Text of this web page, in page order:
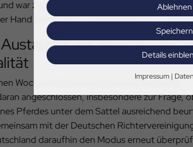
Ablehnen
Speichern
Details
Impressum |
war zunächst entschieden worden, auf das
Hand im Anschluss an die Prüfung zu
zur Beurteilung
Wochen hatte sich jedoch eine intensive
angeschlossen, insbesondere zur Frage,
Pferdes unter dem Sattel ausreichend
mit der Deutschen
daraufhin den Modus erneut